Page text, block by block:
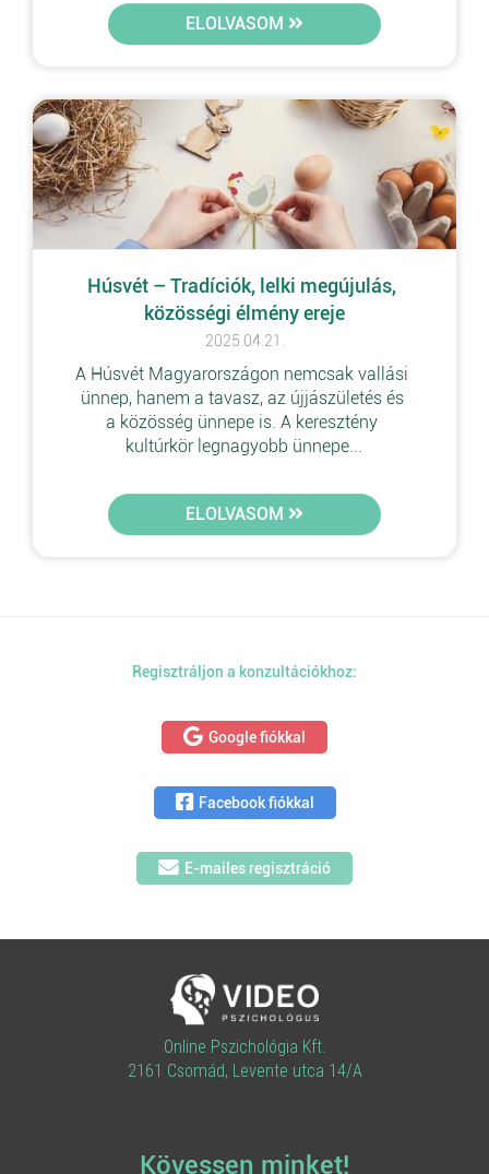
ELOLVASOM
Húsvét – Tradíciók, lelki megújulás,
közösségi élmény ereje
2025.04.21.
A Húsvét Magyarországon nemcsak vallási
ünnep, hanem a tavasz, az újjászületés és
a közösség ünnepe is. A keresztény
kultúrkör legnagyobb ünnepe...
ELOLVASOM
Regisztráljon a konzultációkhoz:
Google fiókkal
Facebook fiókkal
E-mailes regisztráció
Online Pszichológia Kft.
2161 Csomád, Levente utca 14/A
Kövessen minket!